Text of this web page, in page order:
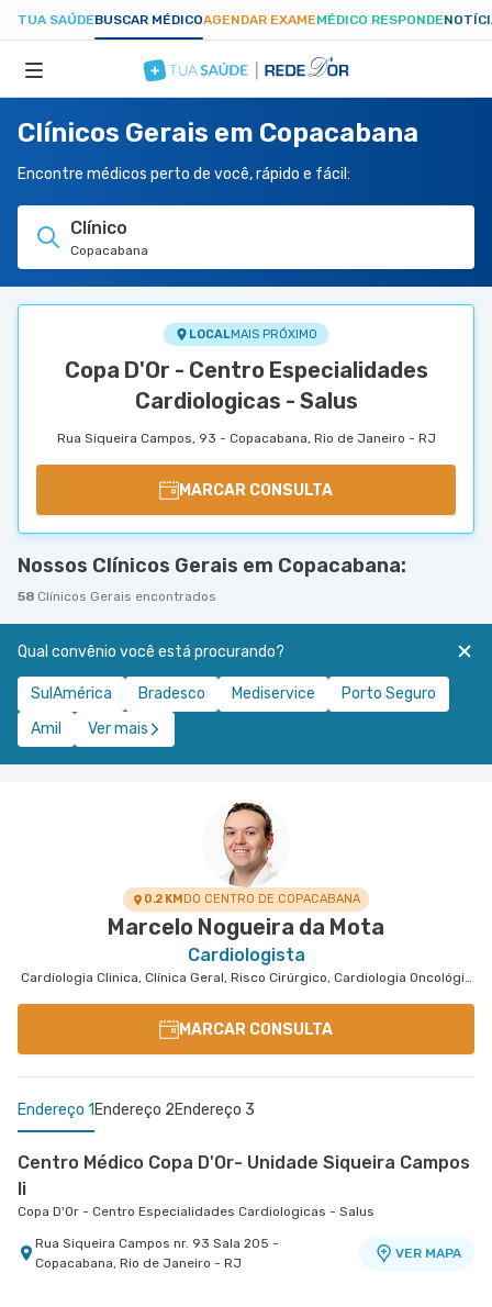
TUA SAÚDEBUSCAR MÉDICOAGENDAR EXAMEMÉDICO RESPONDE
ESPECIALIDADES
HOSPITAIS
TUASAUDE.COM
Clínicos Gerais em Copacabana
Encontre médicos perto de você, rápido e fácil:
Clínico
Copacabana
LOCALMAIS PRÓXIMO
Copa D'Or - Centro Especialidades
Cardiologicas - Salus
Rua Siqueira Campos, 93 - Copacabana, Rio de Janeiro - RJ
MARCAR CONSULTA
Nossos Clínicos Gerais em Copacabana:
58 Clínicos Gerais encontrados
Qual convênio você está procurando?
SulAmérica Bradesco Mediservice
Porto Seguro
Amil
Ver mais
0.2 KMDO CENTRO DE COPACABANA
Marcelo Nogueira da Mota
Cardiologista
Cardiologia Clinica, Clínica Geral, Risco Cirúrgico, Cardiologia Oncológica
MARCAR CONSULTA
Endereço 1 Endereço 2Endereço 3
Centro Médico Copa D'Or- Unidade Siqueira Campos
Ii
Copa D'Or - Centro Especialidades Cardiologicas - Salus
Rua Siqueira Campos nr. 93 Sala 205 -
Copacabana, Rio de Janeiro - RJ
VER MAPA